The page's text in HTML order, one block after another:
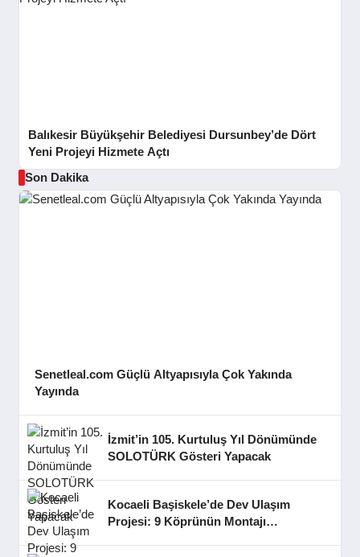
Balıkesir Büyükşehir Belediyesi Dursunbey’de Dört
Yeni Projeyi Hizmete Açtı
Son Dakika
Senetleal.com Güçlü Altyapısıyla Çok Yakında
Yayında
İzmit’in 105. Kurtuluş Yıl Dönümünde
SOLOTÜRK Gösteri Yapacak
Kocaeli Başiskele’de Dev Ulaşım
Projesi: 9 Köprünün Montajı